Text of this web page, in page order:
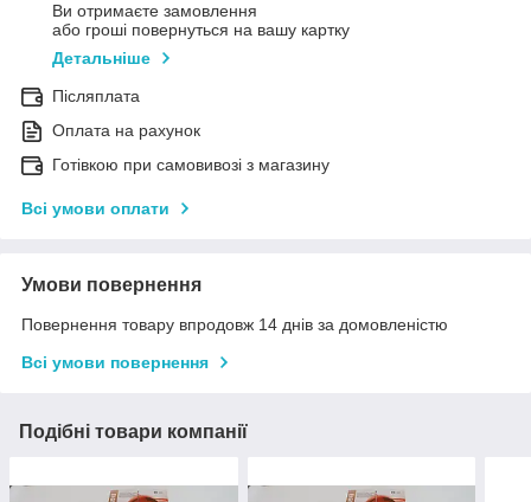
Ви отримаєте замовлення
або гроші повернуться на вашу картку
Детальніше
Післяплата
Оплата на рахунок
Готівкою при самовивозі з магазину
Всі умови оплати
Умови повернення
Повернення товару впродовж 14 днів за домовленістю
Всі умови повернення
Подібні товари компанії